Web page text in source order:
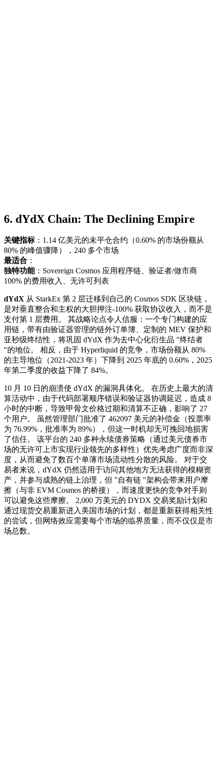
6. dYdX Chain: The Declining Empire
关键指标：1.14 亿美元的未平仓合约（0.60% 的市场份额从
80% 的峰值骤降），240 多个市场
最适合 ：
独特功能：Sovereign Cosmos 应用程序链、验证者/做市商
100% 的费用收入、无许可列表
dYdX 从 StarkEx 第 2 层迁移到自己的 Cosmos SDK 区块链，
是对垂直整合和主权的大胆押注-100% 获取协议收入，而不是
支付第 1 层费用。 其战略论点令人信服：一个专门构建的应
用链，带有由验证器管理的链外订单簿、定制的 MEV 保护和
亚秒级终结性，将巩固 dYdX 作为去中心化衍生品 "终结者
"的地位。 相反，由于 Hyperliquid 的竞争，市场份额从 80%
的主导地位（2021-2023 年）下降到 2025 年底的 0.60%，2025
年第二季度的收益下降了 84%。
10 月 10 日的崩溃使 dYdX 的漏洞具体化。 在历史上最大的清
算活动中，由于代码部署顺序错误和验证器协调延迟，造成 8
小时的中断，导致甲骨文价格过期和清算不正确，影响了 27
个用户。 虽然管理部门批准了 462097 美元的补偿金（投票率
为 76.99%，批准率为 89%），但这一时机却无可挽回地损害
了信任。 该平台的 240 多种永续债券策略（通过美元债券市
场的无许可上市实现行业领先的多样性）优先考虑广度而非深
度，从而避免了数百个单薄市场流动性分散的风险。 对于交
易者来说，dYdX 仍然适用于访问其他地方无法获得的模糊资
产，并参与成熟的链上治理，但 "自有链 "架构会带来用户摩
擦（与非 EVM Cosmos 的桥接），而速度更快的竞争对手则
可以避免这些摩擦。 2,000 万美元的 DYDX 交易奖励计划和
通过现货交易重新进入美国市场的计划，都是重新获得相关性
的尝试，但网络效应需要每个市场的临界质量，而不仅仅是市
场总数。